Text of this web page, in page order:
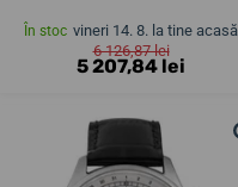
În stoc vineri 14. 8. la tine acasă
6 126,87 lei
5 207,84 lei